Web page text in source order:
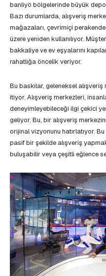
banliyö bölgelerinde büyük
Bazı durumlarda, alışveriş
mağazaları, çevrimiçi
üzere yeniden kullanılıyor.
bakkaliye ve ev eşyalarını
rahatlığa öncelik veriyor.
Bu baskılar, geleneksel
itiyor. Alışveriş merkezleri,
deneyimleyebileceği ilgi çekici
geliyor. Bu, bir alışveriş
orijinal vizyonunu hatırlatıyor.
pasif bir şekilde alışveriş
buluşabilir veya çeşitli eğlence